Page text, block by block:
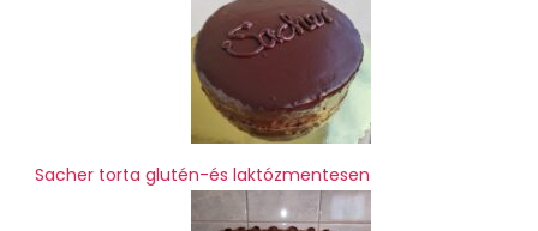
Sacher torta glutén-és laktózmentesen